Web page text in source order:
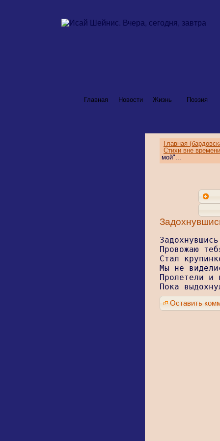
Главная Новости Жизнь Поэзия
Главная
Стихи вне времени
мой"...
Провожаю
Стал
Мы не
Пролетели
Пока
Оставить